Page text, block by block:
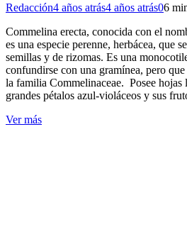
Redacción4 años atrás4 años atrás06
Commelina erecta, conocida con el
es una especie perenne, herbácea, que
semillas y de rizomas. Es una
confundirse con una gramínea, pero
la familia Commelinaceae. Posee hojas
grandes pétalos azul-violáceos y sus
Ver más